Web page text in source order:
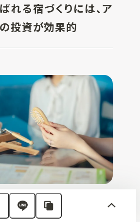
れる宿づくりには、ア
投資が効果的